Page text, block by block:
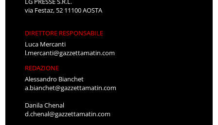
via Festaz, 52 11100 AOSTA
DIRETTORE RESPONSABILE
Luca Mercanti
l.mercanti@gazzettamatin.com
REDAZIONE
Alessandro Bianchet
a.bianchet@gazzettamatin.com
Danila Chenal
d.chenal@gazzettamatin.com